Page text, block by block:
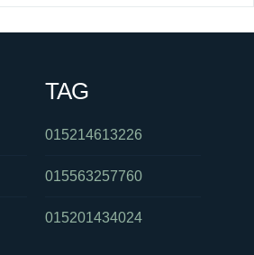
TAG
015214613226
015563257760
015201434024